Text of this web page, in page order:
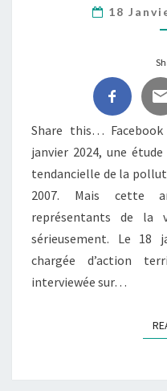
18
Share this…
janvier 2024, une
tendancielle de la
2007. Mais cette
représentants de
sérieusement. Le 18
chargée d’action
interviewée sur…